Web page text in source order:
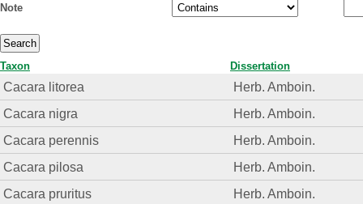
Note
Taxon Dissertation
Cacara litorea
Herb. Amboin.
Cacara nigra
Herb. Amboin.
Cacara perennis
Herb. Amboin.
Cacara pilosa
Herb. Amboin.
Cacara pruritus
Herb. Amboin.